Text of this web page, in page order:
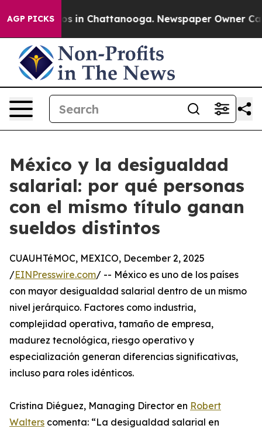
AGP PICKS
Chaos in Chattanooga. Newspaper Owner Calls
México y la desigualdad
salarial: por qué personas
con el mismo título ganan
sueldos distintos
CUAUHTéMOC, MEXICO, December 2, 2025
/EINPresswire.com/ -- México es uno de los países
con mayor desigualdad salarial dentro de un mismo
nivel jerárquico. Factores como industria,
complejidad operativa, tamaño de empresa,
madurez tecnológica, riesgo operativo y
especialización generan diferencias significativas,
incluso para roles idénticos.
Cristina Diéguez, Managing Director en Robert
Walters comenta: “La desigualdad salarial en